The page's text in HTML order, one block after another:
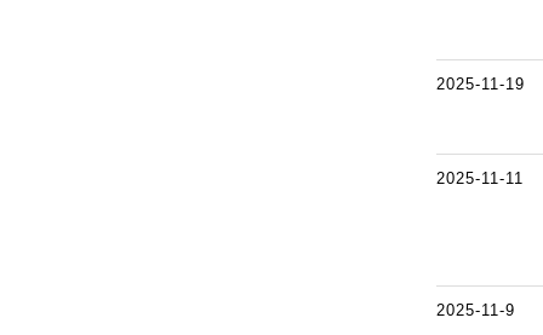
2025-11-19
2025-11-11
2025-11-9